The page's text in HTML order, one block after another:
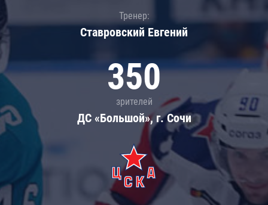
Тренер:
Ставровский Евгений
350
зрителей
ДС «Большой», г. Сочи